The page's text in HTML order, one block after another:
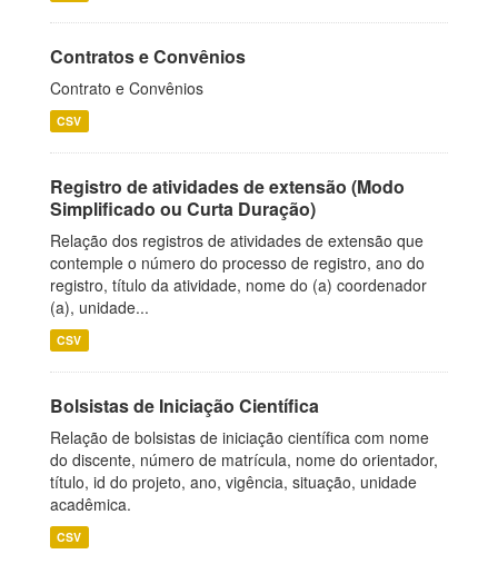
Contratos e Convênios
Contrato e Convênios
CSV
Registro de atividades de extensão (Modo
Simplificado ou Curta Duração)
Relação dos registros de atividades de extensão que
contemple o número do processo de registro, ano do
registro, título da atividade, nome do (a) coordenador
(a), unidade...
CSV
Bolsistas de Iniciação Científica
Relação de bolsistas de iniciação científica com nome
do discente, número de matrícula, nome do orientador,
título, id do projeto, ano, vigência, situação, unidade
acadêmica.
CSV